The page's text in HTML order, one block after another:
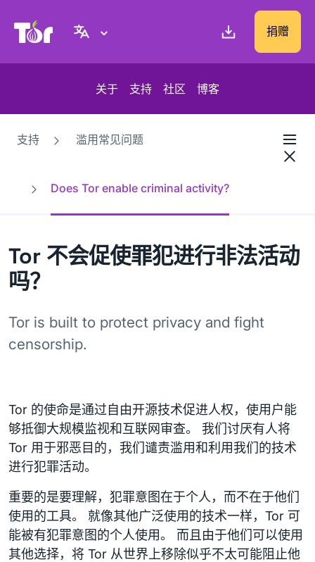
Tor Project 网站 捐赠
关于 支持 社区 博客
支持 滥用常见问题
Does Tor enable criminal activity?
Tor 不会促使罪犯进行非法活动
吗？
Tor is built to protect privacy and fight
censorship.
Tor 的使命是通过自由开源技术促进人权，使用户能
够抵御大规模监视和互联网审查。 我们讨厌有人将
Tor 用于邪恶目的，我们谴责滥用和利用我们的技术
进行犯罪活动。
重要的是要理解，犯罪意图在于个人，而不在于他们
使用的工具。 就像其他广泛使用的技术一样，Tor 可
能被有犯罪意图的个人使用。 而且由于他们可以使用
其他选择，将 Tor 从世界上移除似乎不太可能阻止他